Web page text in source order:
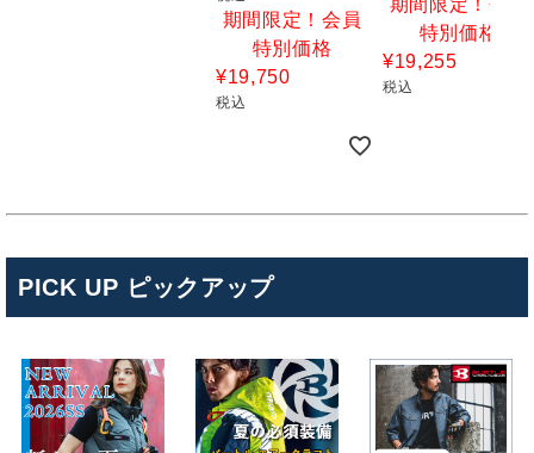
期間限定！会員
特別価格
¥19,750
税込
特別価格
¥19,255
税込
PICK UP ピックアップ